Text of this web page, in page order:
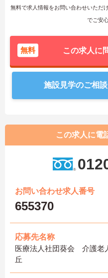
無料で求人情報をお問い合わせいただ
でご安
無料 この求人に
施設見学のご相談
この求人に電
お問い合わせ求人番号
655370
応募先名称
医療法人社団葵会 介護老
丘